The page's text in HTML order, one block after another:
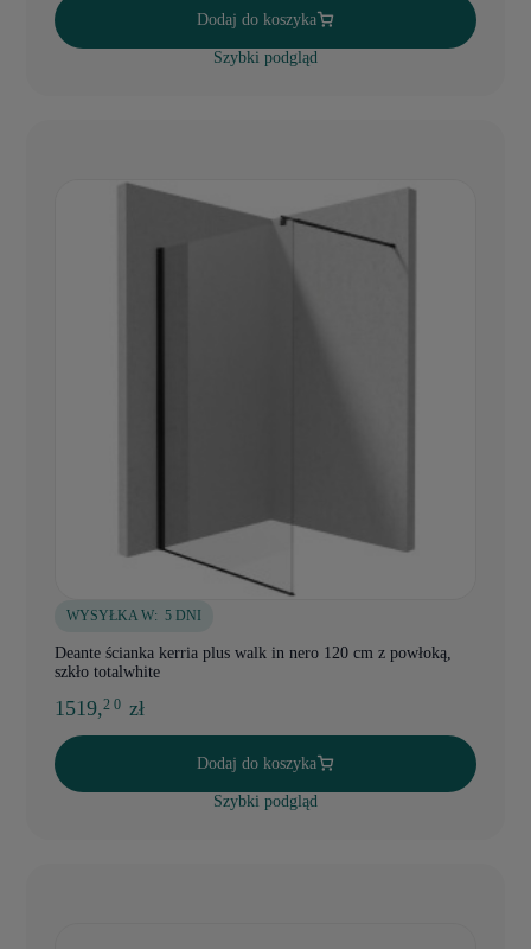
Dodaj do koszyka
Szybki podgląd
WYSYŁKA W: 5 DNI
Deante ścianka kerria plus walk in nero 120 cm z powłoką,
szkło totalwhite
1519,2 0 zł
Dodaj do koszyka
Szybki podgląd